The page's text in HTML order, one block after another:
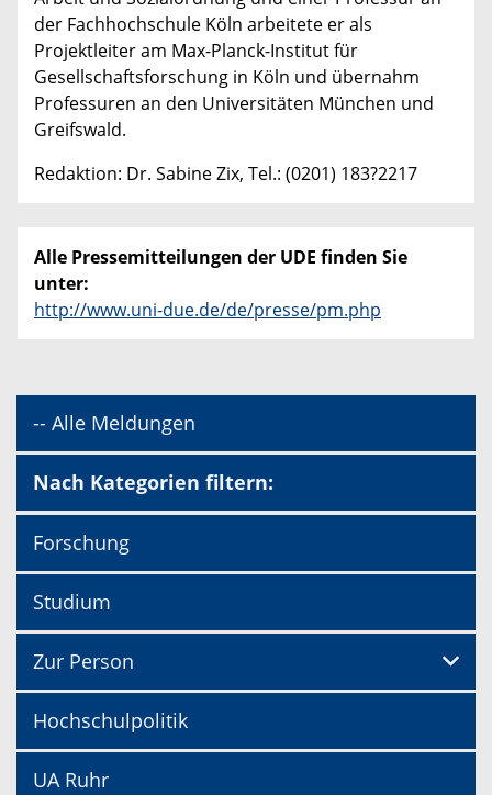
der Fachhochschule Köln arbeitete er als
Projektleiter am Max-Planck-Institut für
Gesellschaftsforschung in Köln und übernahm
Professuren an den Universitäten München und
Greifswald.
Redaktion: Dr. Sabine Zix, Tel.: (0201) 183?2217
Alle Pressemitteilungen der UDE finden Sie
unter:
http://www.uni-due.de/de/presse/pm.php
-- Alle Meldungen
Nach Kategorien filtern:
Forschung
Studium
Zur Person
Hochschulpolitik
UA Ruhr